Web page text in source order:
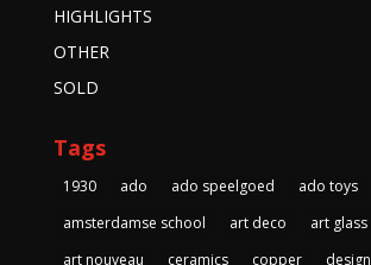
HIGHLIGHTS
OTHER
SOLD
Tags
1930 ado ado speelgoed ado toys
amsterdamse school
art deco
art glass
art nouveau
ceramics copper design